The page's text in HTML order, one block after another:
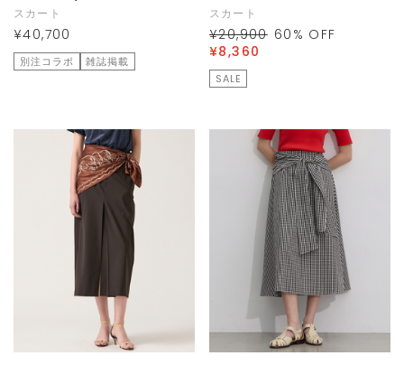
スカート
¥40,700
別注コラボ 雑誌掲載
スカート
¥20,900 60 % OFF
¥8,360
SALE